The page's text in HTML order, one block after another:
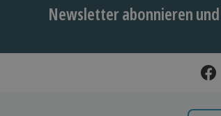
Newsletter abonnieren